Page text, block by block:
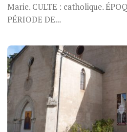
Marie. CULTE : catholique.
PÉRIODE DE...